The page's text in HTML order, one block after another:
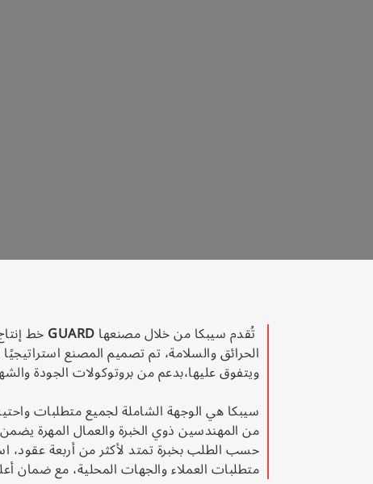
تُقدم سيبكا من خلال مصنعهاGUARDخط
الحرائق والسلامة، تم تصميم المصنع استراتيجيًا
ويتفوق عليها،بدعم من بروتوكولات الجودة
سيبكا هي الوجهة الشاملة لجميع متطلبات
من المهندسين ذوي الخبرة والعمال المهرة
حسب الطلب بخبرة تمتد لأكثر من أربعة
متطلبات العملاء والجهات المحلية، مع ضمان